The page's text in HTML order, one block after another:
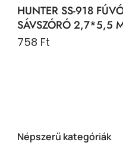
HUNTER SS-918
SÁVSZÓRÓ 2,7*5,5
758 Ft
Népszerű kategóriák